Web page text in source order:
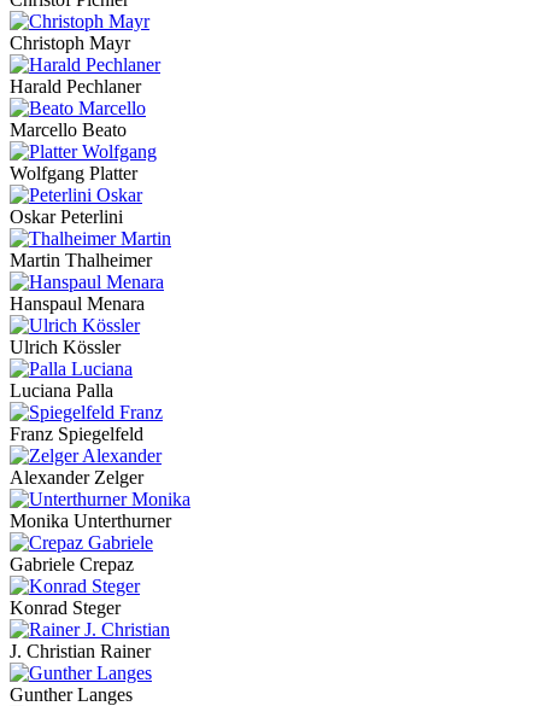
Christoph Mayr
Harald Pechlaner
Marcello Beato
Wolfgang Platter
Oskar Peterlini
Martin Thalheimer
Hanspaul Menara
Ulrich Kössler
Luciana Palla
Franz Spiegelfeld
Alexander Zelger
Monika Unterthurner
Gabriele Crepaz
Konrad Steger
J. Christian Rainer
Gunther Langes